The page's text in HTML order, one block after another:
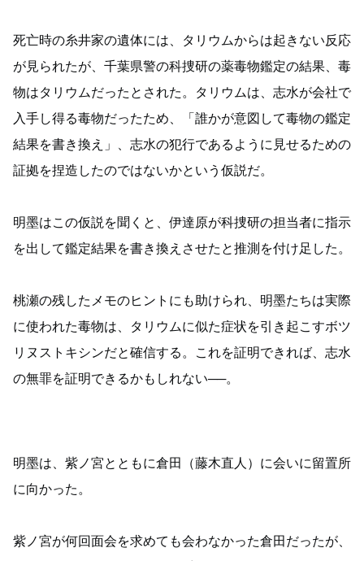
死亡時の糸井家の遺体には、タリウムからは起きない反応
が見られたが、千葉県警の科捜研の薬毒物鑑定の結果、毒
物はタリウムだったとされた。タリウムは、志水が会社で
入手し得る毒物だったため、「誰かが意図して毒物の鑑定
結果を書き換え」、志水の犯行であるように見せるための
証拠を捏造したのではないかという仮説だ。
明墨はこの仮説を聞くと、伊達原が科捜研の担当者に指示
を出して鑑定結果を書き換えさせたと推測を付け足した。
桃瀬の残したメモのヒントにも助けられ、明墨たちは実際
に使われた毒物は、タリウムに似た症状を引き起こすボツ
リヌストキシンだと確信する。これを証明できれば、志水
の無罪を証明できるかもしれない──。
明墨は、紫ノ宮とともに倉田（藤木直人）に会いに留置所
に向かった。
紫ノ宮が何回面会を求めても会わなかった倉田だったが、